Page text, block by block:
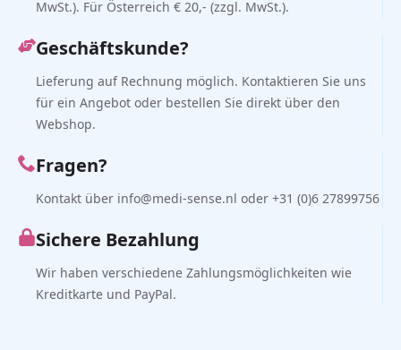
MwSt.). Für Österreich € 20,- (zzgl. MwSt.).
Geschäftskunde?
Lieferung auf Rechnung möglich. Kontaktieren Sie uns
für ein Angebot oder bestellen Sie direkt über den
Webshop.
Fragen?
Kontakt über info@medi-sense.nl oder +31 (0)6 27899756
Sichere Bezahlung
Wir haben verschiedene Zahlungsmöglichkeiten wie
Kreditkarte und PayPal.